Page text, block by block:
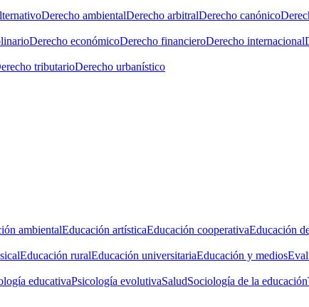
Derecho ambientalDerecho arbitralDerecho canónico
Derecho económicoDerecho financieroDerecho internacional
tributarioDerecho urbanístico
ambientalEducación artísticaEducación cooperativaEducación
Educación ruralEducación universitariaEducación y medios
educativaPsicología evolutivaSaludSociología de la educación